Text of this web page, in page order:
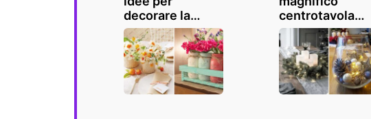
decorare la
tavola in
Primavera:
ispiratevi!
centrotavola
luminoso per le
feste: le
ispirazioni più
belle